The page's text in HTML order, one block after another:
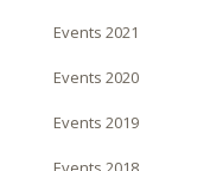
Events 2021
Events 2020
Events 2019